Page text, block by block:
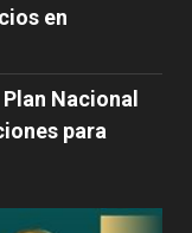
en
Nacional
para